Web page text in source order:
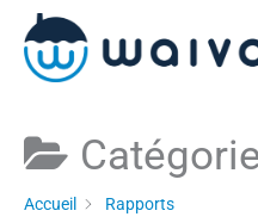
Skip
content
Accueil Rapports